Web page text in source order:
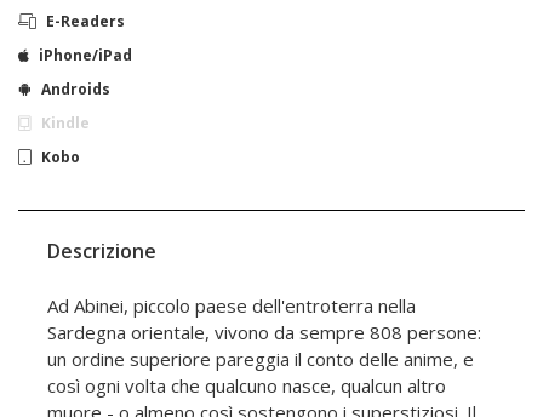
E-Readers
iPhone/iPad
Androids
Kindle
Kobo
Descrizione
Ad Abinei, piccolo paese dell'entroterra nella
Sardegna orientale, vivono da sempre 808 persone:
un ordine superiore pareggia il conto delle anime, e
così ogni volta che qualcuno nasce, qualcun altro